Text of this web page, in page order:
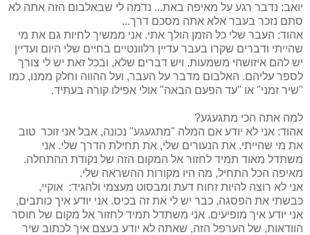
יואב: נדבר רגע על מאיפה באת... נדמה לי שבאלבום הזה אתה לא
סתם נזכר בעבר אלא אתה מסכם דרך...
אהוד: העבר שלי כל הזמן הולך אתי. אני ממשיך לחיות גם את מי
שהייתי ודברים שקרו בעבר עדיין רלוונטיים בחיים שלי היום ועדיין
יש להם איזושהי משמעות. ויש דברים שלא, ובכל זאת יש לי צורך
לספר עליהם. האלבום מדבר על העבר, ועל ההווה וחלק ממנו, כמו
"שיר זמני" או "עד הפעם הבאה" אולי אפילו קורה בעתיד.
למה אתה הכי מתגעגע?
אהוד: אני לא יודע אם המלה "מתגעגע" נכונה, אבל אני זוכר טוב
את מי שהייתי. את הנעורים שלי, את תחילת הדרך שלי. אני
משתדל מאוד תמיד לחזור אל המקום הזה של נקודת ההתחלה.
מאיפה הכל התחיל, מה היו מקורות ההשראה שלי.
אני לא רוצה להיות זחוח דעת ומבסוט מעצמי ולהגיד: אוקיי,
כבשתי את הפסגה, כבר יש לי את זה בכיס. אני יודע איך כותבים,
אני יודע איך מופיעים. אני משתדל תמיד לחזור אל מקום של חוסר
הוודאות, של הערפל הזה, שאתה לא יודע בעצם איך לכתוב שיר